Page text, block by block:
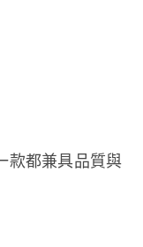
款都兼具品質與